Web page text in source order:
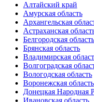
Алтайский край
Амурская область
Архангельская
Астраханская
Белгородская область
Брянская область
Владимирская
Волгоградская
Вологодская область
Воронежская область
Донецкая Народная
Ивановская область